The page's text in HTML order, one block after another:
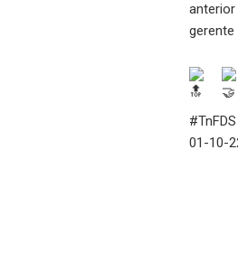
anterior
gerente
#TnFDS
01-10-